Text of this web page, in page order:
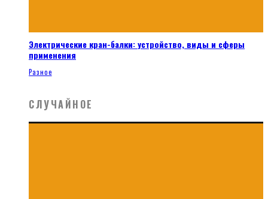
Электрические кран-балки: устройство, виды и сферы
применения
Разное
СЛУЧАЙНОЕ